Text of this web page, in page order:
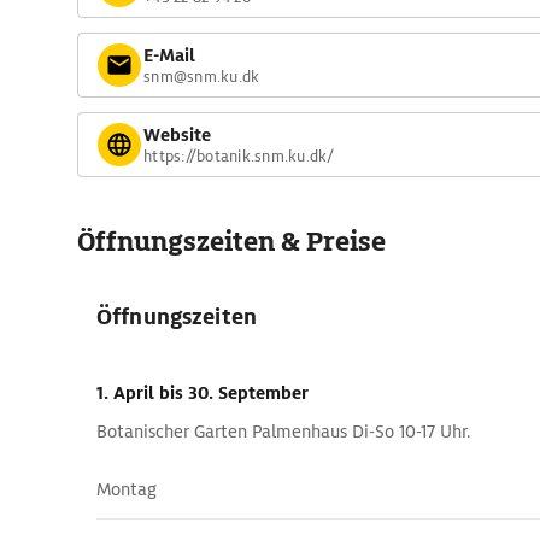
E-Mail
snm@snm.ku.dk
Website
https://botanik.snm.ku.dk/
Öffnungszeiten & Preise
Öffnungszeiten
1. April bis 30. September
Botanischer Garten Palmenhaus Di-So 10-17 Uhr.
Montag